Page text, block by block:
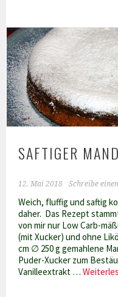
SAFTIGER
12. Mai 2018 Schreibe
Weich, fluffig und saftig
daher. Das Rezept
von mir nur Low Carb-
(mit Xucker) und ohne
cm ∅ 250 g gemahlene
Puder-Xucker zum
Vanilleextrakt …